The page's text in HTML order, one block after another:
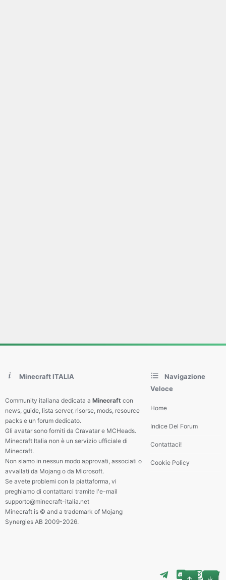
Minecraft ITALIA
Community italiana dedicata a Minecraft con
news, guide, lista server, risorse, mods, resource
packs e un forum dedicato.
Gli avatar sono forniti da Cravatar e MCHeads.
Minecraft Italia non è un servizio ufficiale di
Minecraft.
Non siamo in nessun modo approvati, associati o
avvallati da Mojang o da Microsoft.
Se avete problemi con la piattaforma, vi
preghiamo di contattarci tramite l'e-mail
supporto@minecraft-italia.net
Minecraft is © and a trademark of Mojang
Synergies AB 2009-2026.
Navigazione
Veloce
Home
Indice Del Forum
Contattaci!
Cookie Policy